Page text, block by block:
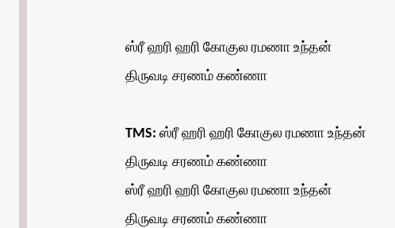
ஸ்ரீ ஹரி ஹரி கோகுல ரமணா உந்தன்
திருவடி சரணம் கண்ணா
TMS: ஸ்ரீ ஹரி ஹரி கோகுல ரமணா உந்தன்
திருவடி சரணம் கண்ணா
ஸ்ரீ ஹரி ஹரி கோகுல ரமணா உந்தன்
திருவடி சரணம் கண்ணா